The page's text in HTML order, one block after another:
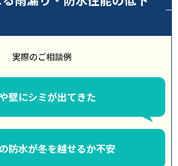
実際のご相談例
壁にシミが出てきた
防水が冬を越せるか不安